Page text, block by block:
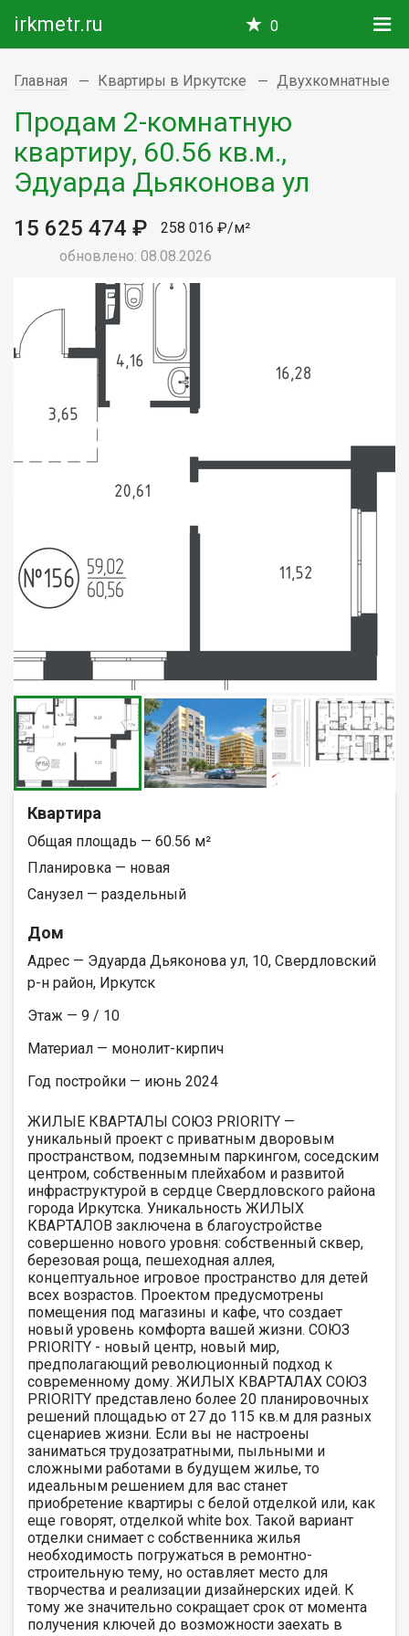
irkmetr.ru 0
Главная Квартиры в Иркутске Двухкомнатные
Продам 2-комнатную
квартиру, 60.56 кв.м.,
Эдуарда Дьяконова ул
15 625 474 ₽
258 016 ₽/м²
обновлено: 08.08.2026
Квартира
Общая площадь — 60.56 м²
Планировка — новая
Санузел — раздельный
Дом
Адрес — Эдуарда Дьяконова ул, 10, Свердловский
р-н район, Иркутск
Этаж — 9 / 10
Материал — монолит-кирпич
Год постройки — июнь 2024
ЖИЛЫЕ КВАРТАЛЫ СОЮЗ PRIORITY —
уникальный проект с приватным дворовым
пространством, подземным паркингом, соседским
центром, собственным плейхабом и развитой
инфраструктурой в сердце Свердловского района
города Иркутска. Уникальность ЖИЛЫХ
КВАРТАЛОВ заключена в благоустройстве
совершенно нового уровня: собственный сквер,
березовая роща, пешеходная аллея,
концептуальное игровое пространство для детей
всех возрастов. Проектом предусмотрены
помещения под магазины и кафе, что создает
новый уровень комфорта вашей жизни. СОЮЗ
PRIORITY - новый центр, новый мир,
предполагающий революционный подход к
современному дому. ЖИЛЫХ КВАРТАЛАХ СОЮЗ
PRIORITY представлено более 20 планировочных
решений площадью от 27 до 115 кв.м для разных
сценариев жизни. Если вы не настроены
заниматься трудозатратными, пыльными и
сложными работами в будущем жилье, то
идеальным решением для вас станет
приобретение квартиры с белой отделкой или, как
еще говорят, отделкой white box. Такой вариант
отделки снимает с собственника жилья
необходимость погружаться в ремонтно-
строительную тему, но оставляет место для
творчества и реализации дизайнерских идей. К
тому же значительно сокращает срок от момента
получения ключей до возможности заехать в